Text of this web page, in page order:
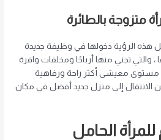
متزوجة بالطائرة
هذه الرؤية دخولها في وظيفة جديدة
والتي تجني منها أرباحًا ومخلفات وافرة
مستوى معيشى أكثر راحة ورفاهية
الانتقال إلى منزل جديد أفضل في مكان
الحامل